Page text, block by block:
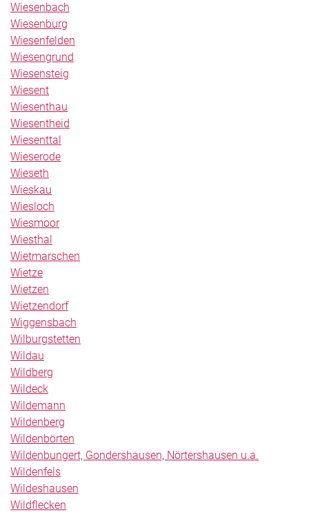
Wiesenbach
Wiesenburg
Wiesenfelden
Wiesengrund
Wiesensteig
Wiesent
Wiesenthau
Wiesentheid
Wiesenttal
Wieserode
Wieseth
Wieskau
Wiesloch
Wiesmoor
Wiesthal
Wietmarschen
Wietze
Wietzen
Wietzendorf
Wiggensbach
Wilburgstetten
Wildau
Wildberg
Wildeck
Wildemann
Wildenberg
Wildenbörten
Wildenbungert, Gondershausen, Nörtershausen u.a.
Wildenfels
Wildeshausen
Wildflecken